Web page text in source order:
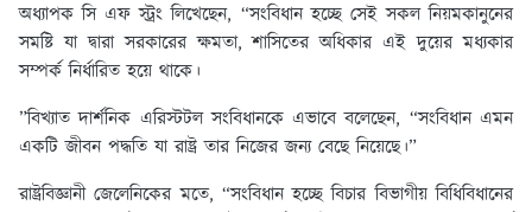
অধ্যাপক সি এফ স্ট্রং লিখেছেন, “সংবিধান হচ্ছে সেই সকল নিয়মকানুনের
সমষ্টি যা দ্বারা সরকারের ক্ষমতা, শাসিতের অধিকার এই দুয়ের মধ্যকার
সম্পর্ক নির্ধারিত হয়ে থাকে।
”বিখ্যাত দার্শনিক এরিস্টটল সংবিধানকে এভাবে বলেছেন, “সংবিধান এমন
একটি জীবন পদ্ধতি যা রাষ্ট্র তার নিজের জন্য বেছে নিয়েছে।”
রাষ্ট্রবিজ্ঞানী জেলেনিকের মতে, “সংবিধান হচ্ছে বিচার বিভাগীয় বিধিবিধানের